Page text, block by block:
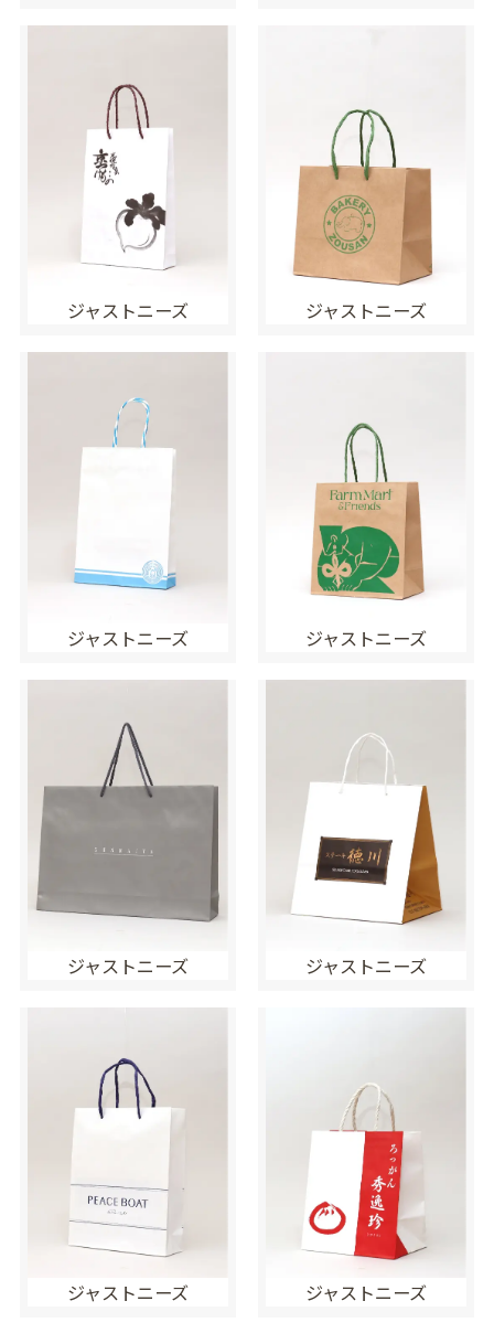
ジャストニーズ ジャストニーズ
ジャストニーズ ジャストニーズ
ジャストニーズ ジャストニーズ
ジャストニーズ ジャストニーズ